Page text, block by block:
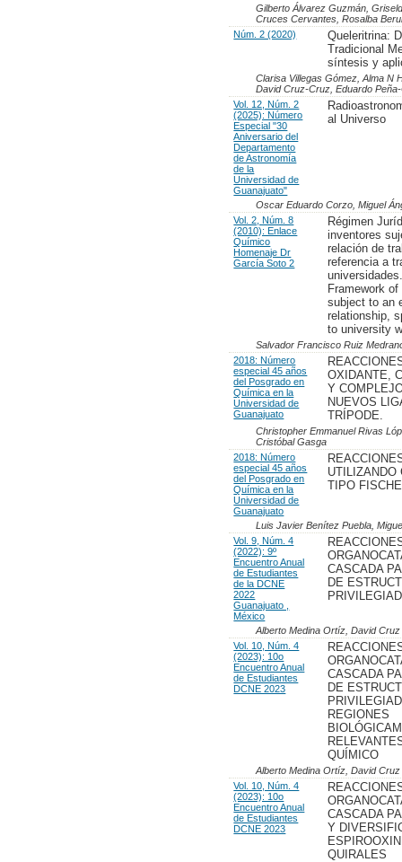
Gilberto Álvarez Guzmán,
Cruces Cervantes, Rosalba
Núm. 2 (2020)
Queleritrina:
Tradicional
síntesis y
Clarisa Villegas Gómez, Alma N
David Cruz-Cruz, Eduardo
Vol. 12, Núm. 2
(2025): Número
Especial "30
Aniversario del
Departamento
de Astronomía
de la
Universidad de
Guanajuato"
al Universo
Oscar Eduardo Corzo, Miguel
Vol. 2, Núm. 8
(2010): Enlace
Químico
Homenaje Dr
García Soto 2
Régimen
inventores
relación de
referencia a
Framework
subject to an
relationship,
to university
Salvador Francisco Ruiz
2018: Número
especial 45 años
del Posgrado en
Química en la
Universidad de
Guanajuato
OXIDANTE,
Y
NUEVOS
TRÍPODE.
Christopher Emmanuel Rivas
Cristóbal Gasga
2018: Número
especial 45 años
del Posgrado en
Química en la
Universidad de
Guanajuato
UTILIZANDO
TIPO
Luis Javier Benítez Puebla,
Vol. 9, Núm. 4
(2022): 9º
Encuentro Anual
de Estudiantes
de la DCNE
2022
Guanajuato ,
México
CASCADA
DE
Alberto Medina Ortíz, David
Vol. 10, Núm. 4
(2023): 10o
Encuentro Anual
de Estudiantes
DCNE 2023
CASCADA
DE
REGIONES
QUÍMICO
Alberto Medina Ortíz, David
Vol. 10, Núm. 4
(2023): 10o
Encuentro Anual
de Estudiantes
DCNE 2023
CASCADA
Y
QUIRALES